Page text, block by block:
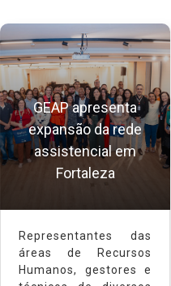
GEAP apresenta
expansão da rede
assistencial em
Fortaleza
Representantes das
áreas de Recursos
Humanos, gestores e